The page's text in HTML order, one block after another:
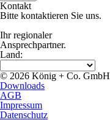
Kontakt
Bitte kontaktieren Sie uns.
Ihr regionaler
Ansprechpartner.
Land:
© 2026 König + Co. GmbH
Downloads
AGB
Impressum
Datenschutz